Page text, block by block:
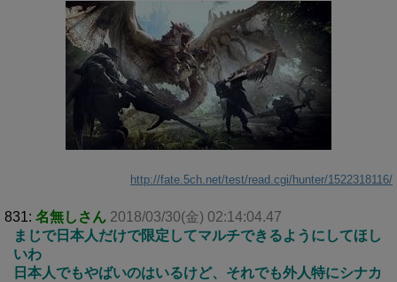
http://fate.5ch.net/test/read.cgi/hunter/1522318116/
831: 名無しさん 2018/03/30(金) 02:14:04.47
まじで日本人だけで限定してマルチできるようにしてほし
いわ
日本人でもやばいのはいるけど、それでも外人特にシナカ